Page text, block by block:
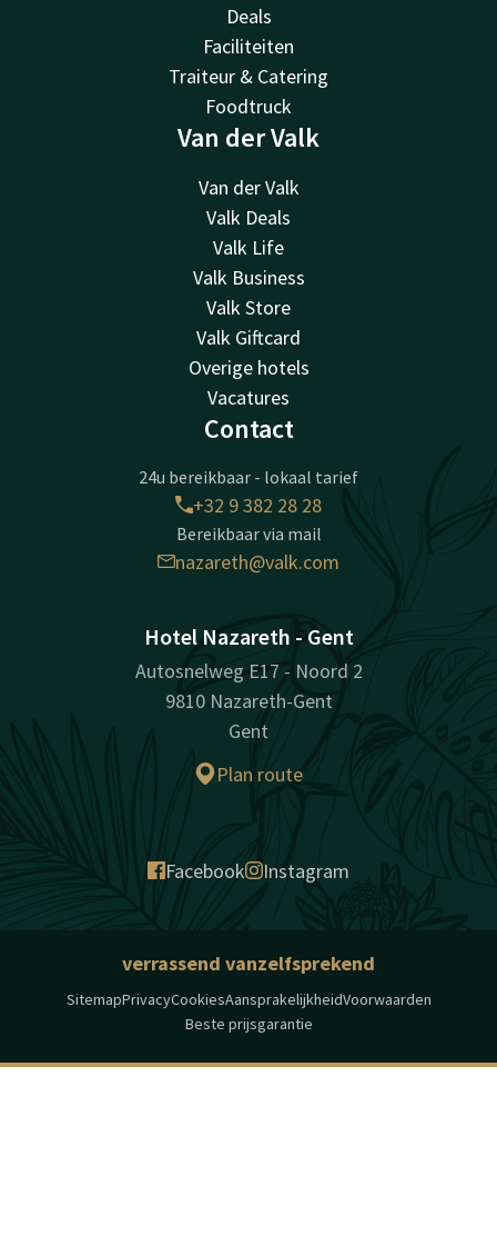
Deals
Faciliteiten
Traiteur & Catering
Foodtruck
Van der Valk
Van der Valk
Valk Deals
Valk Life
Valk Business
Valk Store
Valk Giftcard
Overige hotels
Vacatures
Contact
24u bereikbaar - lokaal tarief
+32 9 382 28 28
Bereikbaar via mail
nazareth@valk.com
Hotel Nazareth - Gent
Autosnelweg E17 - Noord 2
9810 Nazareth-Gent
Gent
Plan route
Facebook Instagram
verrassend vanzelfsprekend
SitemapPrivacyCookiesAansprakelijkheidVoorwaarden
Beste prijsgarantie